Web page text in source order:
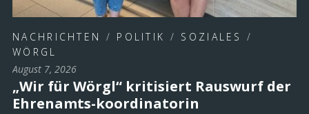
NACHRICHTEN / POLITIK / SOZIALES
/
WÖRGL
August 7, 2026
„Wir für Wörgl“ kritisiert Rauswurf der
Ehrenamts-koordinatorin